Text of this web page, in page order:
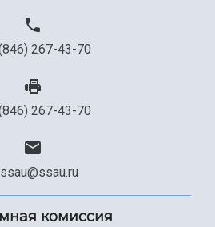
267-43-70
267-43-70
ssau@ssau.ru
комиссия